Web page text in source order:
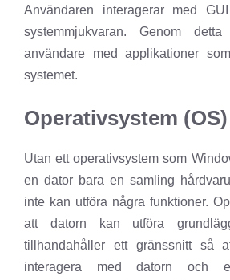
Användaren interagerar med
systemmjukvaran. Genom
användare med applikationer
systemet.
Operativsystem (OS)
Utan ett operativsystem som
en dator bara en samling
inte kan utföra några funktioner.
att datorn kan utföra
tillhandahåller ett gränssnitt så
interagera med datorn och